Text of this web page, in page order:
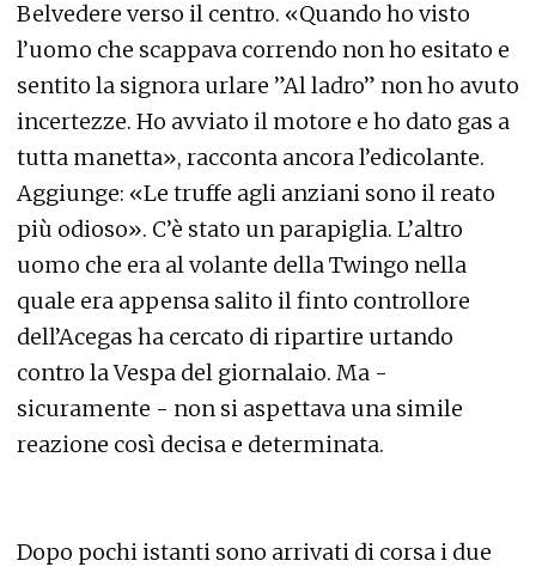
Belvedere verso il centro. «Quando ho visto
l’uomo che scappava correndo non ho esitato e
sentito la signora urlare ”Al ladro” non ho avuto
incertezze. Ho avviato il motore e ho dato gas a
tutta manetta», racconta ancora l’edicolante.
Aggiunge: «Le truffe agli anziani sono il reato
più odioso». C’è stato un parapiglia. L’altro
uomo che era al volante della Twingo nella
quale era appensa salito il finto controllore
dell’Acegas ha cercato di ripartire urtando
contro la Vespa del giornalaio. Ma -
sicuramente - non si aspettava una simile
reazione così decisa e determinata.
Dopo pochi istanti sono arrivati di corsa i due